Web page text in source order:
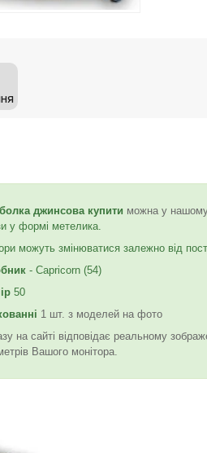
джинсова купити можна у нашому
у формі метелика.
можуть змінюватися залежно від
- Capricorn (54)
50
1 шт. з моделей на фото
на сайті відповідає реальному
Вашого монітора.